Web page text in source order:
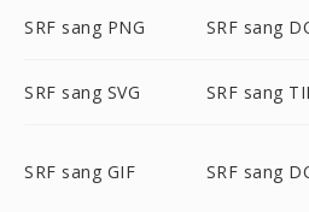
SRF sang PNG SRF sang
SRF sang SVG SRF sang
SRF sang GIF SRF sang